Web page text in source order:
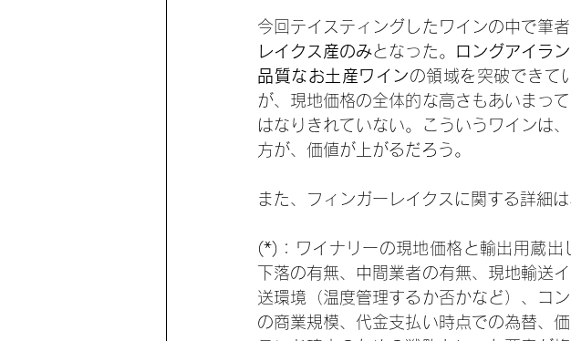
今回テイスティングしたワインの中で筆
レイクス産のみとなった。 ロングアイラ
品質なお土産ワインの領域を突破できて
が、現地価格の全体的な高さもあいまっ
はなりきれていない。こういうワインは
方が、価値が上がるだろう。
また、フィンガーレイクスに関する詳細は
(*)：ワイナリーの現地価格と輸出用蔵
下落の有無、中間業者の有無、現地輸送
送環境（温度管理するか否かなど）、コ
の商業規模、代金支払い時点での為替、